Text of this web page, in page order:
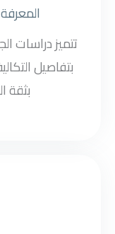
تتميز دراسات
بتفاصيل
بثقة